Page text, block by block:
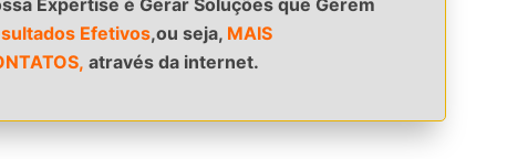
Expertise é Gerar Soluções que Gerem
Efetivos,ou seja, MAIS
através da internet.